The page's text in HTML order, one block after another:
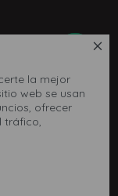

la mejor
web se usan
ofrecer
tráfico,